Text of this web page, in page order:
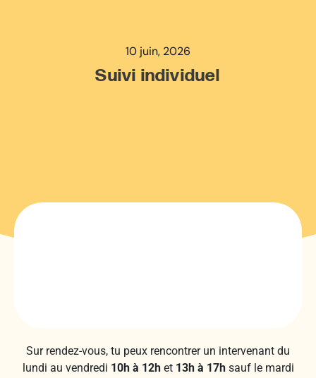
10 juin, 2026
Suivi individuel
Sur rendez-vous, tu peux rencontrer un intervenant du
lundi au vendredi 10h à 12het 13h à 17hsauf le mardi